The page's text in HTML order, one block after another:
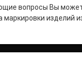
вопросы Вы
изделий